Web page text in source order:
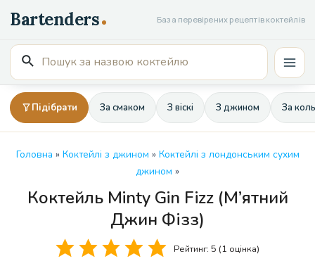
до
вмісту
База перевірених рецептів коктейлів
Пошук
для:
Підібрати За смаком З віскі З джином За
Головна » Коктейлі з джином » Коктейлі з лондонським сухим
джином »
Коктейль Minty Gin Fizz (М’ятний
Джин Фізз)
Рейтинг:5 (1 оцінка)
Кількість